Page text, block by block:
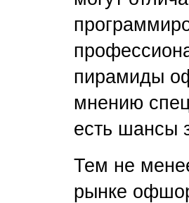
пирамиды
мнению
есть шансы
Тем не
рынке